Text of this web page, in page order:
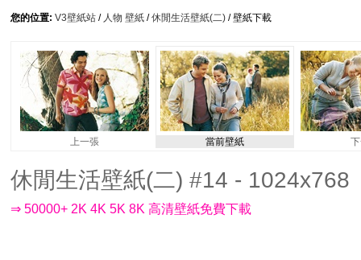
您的位置: V3壁紙站 / 人物 壁紙 /休閒生活壁紙(二) / 壁紙下載
上一張 當前壁紙
休閒生活壁紙(二) #14 - 1024x768
⇒ 50000+ 2K 4K 5K 8K 高清壁紙免費下載